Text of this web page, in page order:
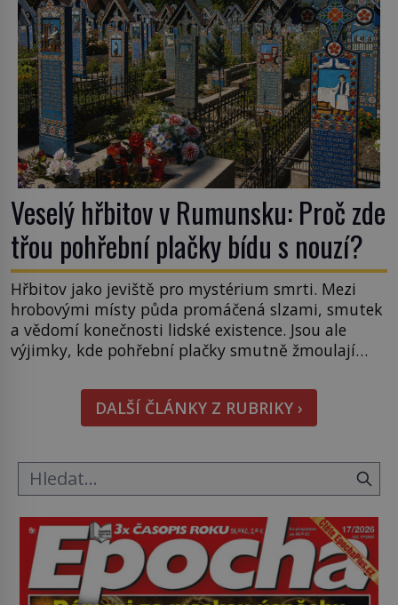
Veselý hřbitov v Rumunsku: Proč zde
třou pohřební plačky bídu s nouzí?
Hřbitov jako jeviště pro mystérium smrti. Mezi
hrobovými místy půda promáčená slzami, smutek
a vědomí konečnosti lidské existence. Jsou ale
výjimky, kde pohřební plačky smutně žmoulají
pohledu na výši vyměřené podpory
v nezaměstnanosti. Kam vás pozveme? Unikátní
hřbitov, který si vysloužil název „Veselý“, najdeme
DALŠÍ ČLÁNKY Z RUBRIKY ›